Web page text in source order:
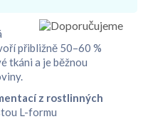
přibližně 50–60 %
tkáni a je běžnou
z rostlinných
L-formu